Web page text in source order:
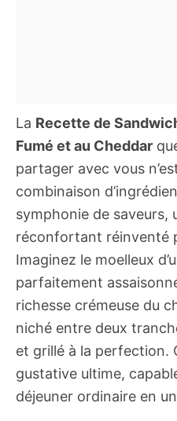
La Recette de
Fumé et au Cheddar
partager avec vous
combinaison
symphonie de saveurs,
réconfortant réinventé
Imaginez le moelleux
parfaitement
richesse crémeuse du
niché entre deux
et grillé à la perfection.
gustative ultime,
déjeuner ordinaire en